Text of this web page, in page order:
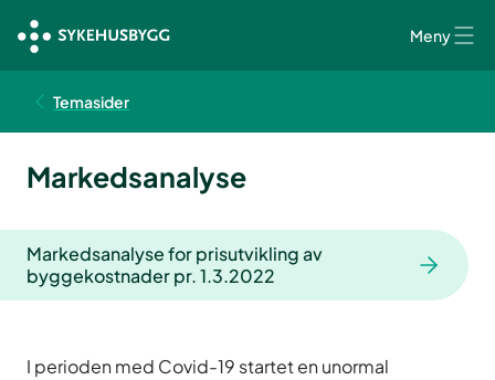
Meny
Temasider
Markedsanalyse
Markedsanalyse for prisutvikling av
byggekostnader pr. 1.3.2022
I perioden med Covid-19 startet en unormal